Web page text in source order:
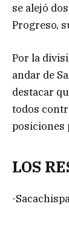
se alejó
Progreso,
Por la
andar de
destacar
todos
posiciones
LOS
-